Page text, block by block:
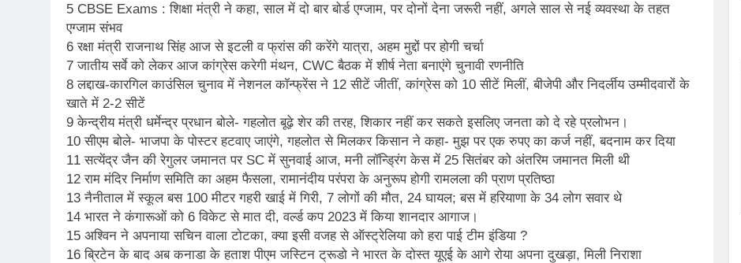
5 CBSE Exams : शिक्षा मंत्री ने कहा, साल में दो बार बोर्ड एग्जाम, पर दोनों देना जरूरी नहीं, अगले साल से नई व्यवस्था के तहत
एग्जाम संभव
6 रक्षा मंत्री राजनाथ सिंह आज से इटली व फ्रांस की करेंगे यात्रा, अहम मुद्दों पर होगी चर्चा
7 जातीय सर्वे को लेकर आज कांग्रेस करेगी मंथन, CWC बैठक में शीर्ष नेता बनाएंगे चुनावी रणनीति
8 लद्दाख-कारगिल काउंसिल चुनाव में नेशनल कॉन्फ्रेंस ने 12 सीटें जीतीं, कांग्रेस को 10 सीटें मिलीं, बीजेपी और निदर्लीय उम्मीदवारों के
खाते में 2-2 सीटें
9 केन्द्रीय मंत्री धर्मेन्द्र प्रधान बोले- गहलोत बूढ़े शेर की तरह, शिकार नहीं कर सकते इसलिए जनता को दे रहे प्रलोभन।
10 सीएम बोले- भाजपा के पोस्टर हटवाए जाएंगे, गहलोत से मिलकर किसान ने कहा- मुझ पर एक रुपए का कर्ज नहीं, बदनाम कर दिया
11 सत्येंद्र जैन की रेगुलर जमानत पर SC में सुनवाई आज, मनी लॉन्ड्रिंग केस में 25 सितंबर को अंतरिम जमानत मिली थी
12 राम मंदिर निर्माण समिति का अहम फैसला, रामानंदीय परंपरा के अनुरूप होगी रामलला की प्राण प्रतिष्ठा
13 नैनीताल में स्कूल बस 100 मीटर गहरी खाई में गिरी, 7 लोगों की मौत, 24 घायल; बस में हरियाणा के 34 लोग सवार थे
14 भारत ने कंगारूओं को 6 विकेट से मात दी, वर्ल्ड कप 2023 में किया शानदार आगाज।
15 अश्विन ने अपनाया सचिन वाला टोटका, क्या इसी वजह से ऑस्ट्रेलिया को हरा पाई टीम इंडिया ?
16 ब्रिटेन के बाद अब कनाडा के हताश पीएम जस्टिन ट्रूडो ने भारत के दोस्‍त यूएई के आगे रोया अपना दुखड़ा, मिली निराशा